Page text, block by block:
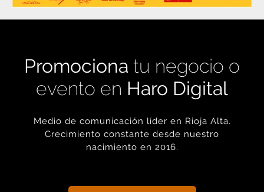
Promociona tu negocio o
evento en Haro Digital
Medio de comunicación líder en Rioja Alta.
Crecimiento constante desde nuestro
nacimiento en 2016.